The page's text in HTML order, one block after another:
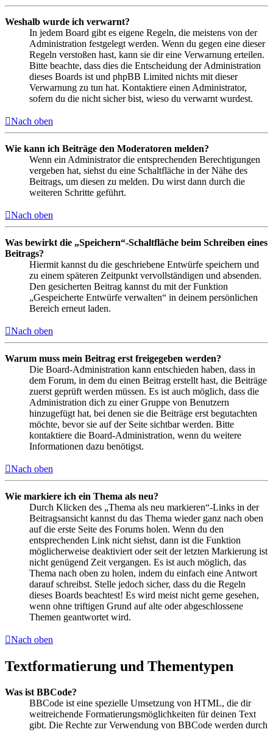
Weshalb wurde ich verwarnt?
In jedem Board gibt es eigene Regeln, die meistens von der
Administration festgelegt werden. Wenn du gegen eine dieser
Regeln verstoßen hast, kann sie dir eine Verwarnung erteilen.
Bitte beachte, dass dies die Entscheidung der Administration
dieses Boards ist und phpBB Limited nichts mit dieser
Verwarnung zu tun hat. Kontaktiere einen Administrator,
sofern du die nicht sicher bist, wieso du verwarnt wurdest.
Nach oben
Wie kann ich Beiträge den Moderatoren melden?
Wenn ein Administrator die entsprechenden Berechtigungen
vergeben hat, siehst du eine Schaltfläche in der Nähe des
Beitrags, um diesen zu melden. Du wirst dann durch die
weiteren Schritte geführt.
Nach oben
Was bewirkt die „Speichern“-Schaltfläche beim Schreiben eines
Beitrags?
Hiermit kannst du die geschriebene Entwürfe speichern und
zu einem späteren Zeitpunkt vervollständigen und absenden.
Den gesicherten Beitrag kannst du mit der Funktion
„Gespeicherte Entwürfe verwalten“ in deinem persönlichen
Bereich erneut laden.
Nach oben
Warum muss mein Beitrag erst freigegeben werden?
Die Board-Administration kann entschieden haben, dass in
dem Forum, in dem du einen Beitrag erstellt hast, die Beiträge
zuerst geprüft werden müssen. Es ist auch möglich, dass die
Administration dich zu einer Gruppe von Benutzern
hinzugefügt hat, bei denen sie die Beiträge erst begutachten
möchte, bevor sie auf der Seite sichtbar werden. Bitte
kontaktiere die Board-Administration, wenn du weitere
Informationen dazu benötigst.
Nach oben
Wie markiere ich ein Thema als neu?
Durch Klicken des „Thema als neu markieren“-Links in der
Beitragsansicht kannst du das Thema wieder ganz nach oben
auf die erste Seite des Forums holen. Wenn du den
entsprechenden Link nicht siehst, dann ist die Funktion
möglicherweise deaktiviert oder seit der letzten Markierung ist
nicht genügend Zeit vergangen. Es ist auch möglich, das
Thema nach oben zu holen, indem du einfach eine Antwort
darauf schreibst. Stelle jedoch sicher, dass du die Regeln
dieses Boards beachtest! Es wird meist nicht gerne gesehen,
wenn ohne triftigen Grund auf alte oder abgeschlossene
Themen geantwortet wird.
Nach oben
Textformatierung und Thementypen
Was ist BBCode?
BBCode ist eine spezielle Umsetzung von HTML, die dir
weitreichende Formatierungsmöglichkeiten für deinen Text
gibt. Die Rechte zur Verwendung von BBCode werden durch